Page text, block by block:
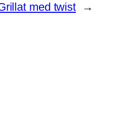
med twist →